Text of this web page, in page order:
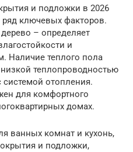
и подложки в 2026
ряд ключевых факторов.
– определяет
и
Наличие теплого пола
теплопроводностью
отопления.
для комфортного
домах.
ванных комнат и кухонь,
и подложки,